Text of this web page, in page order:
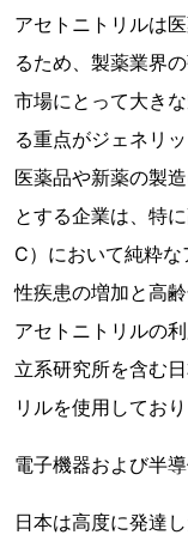
アセトニトリルは
るため、製薬業界
市場にとって大き
る重点がジェネリ
医薬品や新薬の製
とする企業は、特
C）において純粋
性疾患の増加と高
アセトニトリルの
立系研究所を含む
リルを使用してお
電子機器および半
日本は高度に発達